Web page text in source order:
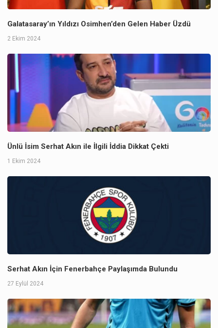
Galatasaray’ın Yıldızı Osimhen’den Gelen Haber Üzdü
2 Ekim 2024
Ünlü İsim Serhat Akın ile İlgili İddia Dikkat Çekti
1 Ekim 2024
Serhat Akın İçin Fenerbahçe Paylaşımda Bulundu
27 Eylül 2024